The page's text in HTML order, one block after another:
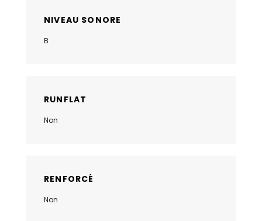
NIVEAU SONORE
B
RUNFLAT
Non
RENFORCÉ
Non